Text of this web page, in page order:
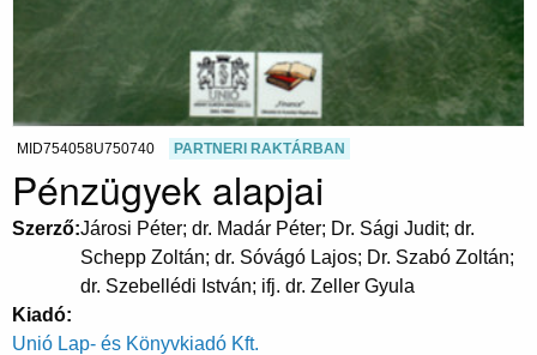
MID754058U750740 PARTNERI RAKTÁRBAN
Pénzügyek alapjai
Szerző Járosi Péter; dr. Madár Péter; Dr. Sági Judit; dr.
Schepp Zoltán; dr. Sóvágó Lajos; Dr. Szabó Zoltán;
dr. Szebellédi István; ifj. dr. Zeller Gyula
Kiadó
Unió Lap- és Könyvkiadó Kft.